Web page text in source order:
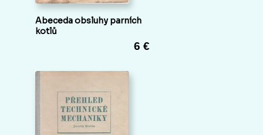
Abeceda obsluhy parních
kotlů
6 €